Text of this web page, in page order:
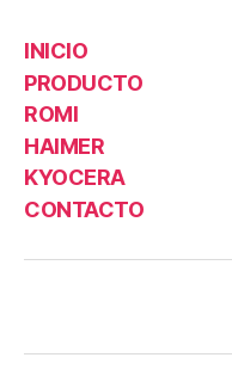
INICIO
PRODUCTO
ROMI
HAIMER
KYOCERA
CONTACTO